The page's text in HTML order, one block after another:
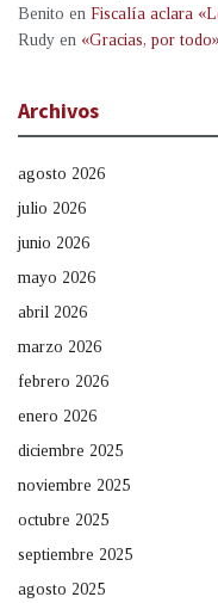
Benito en Fiscalía aclara
Rudy en «Gracias, por
Archivos
agosto 2026
julio 2026
junio 2026
mayo 2026
abril 2026
marzo 2026
febrero 2026
enero 2026
diciembre 2025
noviembre 2025
octubre 2025
septiembre 2025
agosto 2025